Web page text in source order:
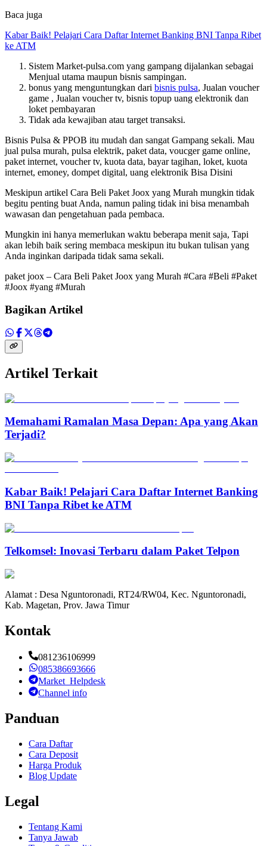
Baca juga
Kabar Baik! Pelajari Cara Daftar Internet Banking BNI Tanpa Ribet
ke ATM
Sistem Market-pulsa.com yang gampang dijalankan sebagai
Menjual utama maupun bisnis sampingan.
bonus yang menguntungkan dari bisnis pulsa, Jualan voucher
game , Jualan voucher tv, bisnis topup uang elektronik dan
loket pembayaran
Tidak ada kewajiban atau target transaksi.
Bisnis Pulsa & PPOB itu mudah dan sangat Gampang sekali. Mau
jual pulsa murah, pulsa elektrik, paket data, voucger game online,
paket internet, voucher tv, kuota data, bayar tagihan, loket, kuota
internet, emoney, dompet digital, uang elektronik Bisa Disini
Meskipun artikel Cara Beli Paket Joox yang Murah mungkin tidak
begitu penting buat Anda, namun paling tidak ini bisa menambah
wawasan dan pengetahuan pada pembaca.
Mungkin ini hanya memerlukan waktu beberapa menit saja, Tapi
akan lebih baik sering membaca meskipun itu bukan tulisan yang
Anda inginkan daripada tidak sama sekali.
paket joox – Cara Beli Paket Joox yang Murah #Cara #Beli #Paket
#Joox #yang #Murah
Bagikan Artikel
Artikel Terkait
Memahami Ramalan Masa Depan: Apa yang Akan
Terjadi?
Kabar Baik! Pelajari Cara Daftar Internet Banking
BNI Tanpa Ribet ke ATM
Telkomsel: Inovasi Terbaru dalam Paket Telpon
Alamat : Desa Nguntoronadi, RT24/RW04, Kec. Nguntoronadi,
Kab. Magetan, Prov. Jawa Timur
Kontak
081236106999
085386693666
Market_Helpdesk
Channel info
Panduan
Cara Daftar
Cara Deposit
Harga Produk
Blog Update
Legal
Tentang Kami
Tanya Jawab